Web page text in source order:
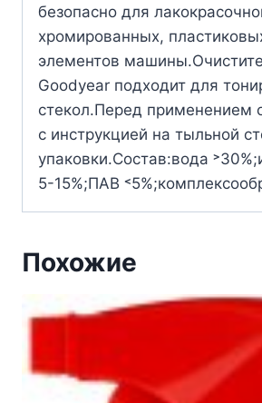
безопасно для
хромированных,
элементов
Goodyear подходит для
стекол.Перед применением
с инструкцией на тыльной
упаковки.Состав:вода
5-15%;ПАВ
Похожие